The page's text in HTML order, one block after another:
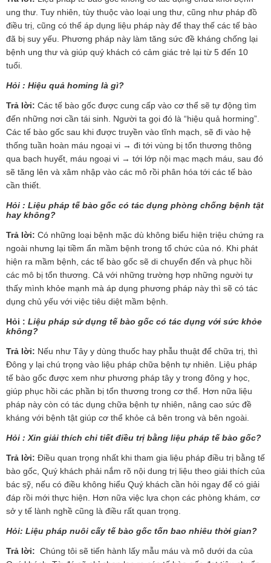
ung thư. Tuy nhiên, tùy thuộc vào loại ung thư, cũng như pháp đồ
điều trị, cũng có thể áp dụng liệu pháp này để thay thế các tế bào
đã bị suy yếu. Phương pháp này làm tăng sức đề kháng chống lại
bệnh ung thư và giúp quý khách có cảm giác trẻ lại từ 5 đến 10
tuổi.
Hỏi : Hiệu quả homing là gì?
Trả lời: Các tế bào gốc được cung cấp vào cơ thể sẽ tự động tìm
đến những nơi cần tái sinh. Người ta gọi đó là “hiệu quả horming”.
Các tế bào gốc sau khi được truyền vào tĩnh mạch, sẽ đi vào hệ
thống tuần hoàn máu ngoại vi → đi tới vùng bị tổn thương thông
qua bạch huyết, máu ngoại vi → tới lớp nội mạc mạch máu, sau đó
sẽ tăng lên và xâm nhập vào các mô rồi phân hóa tới các tế bào
cần thiết.
Hỏi : Liệu pháp tế bào gốc có tác dụng phòng chống bệnh tật
hay không?
Trả lời: Có những loại bệnh mặc dù không biểu hiện triệu chứng ra
ngoài nhưng lại tiềm ẩn mầm bệnh trong tổ chức của nó. Khi phát
hiện ra mầm bệnh, các tế bào gốc sẽ di chuyển đến và phục hồi
các mô bị tổn thương. Cả với những trường hợp những người tự
thấy mình khỏe mạnh mà áp dụng phương pháp này thì sẽ có tác
dụng chủ yếu với việc tiêu diệt mầm bệnh.
Hỏi : Liệu pháp sử dụng tế bào gốc có tác dụng với sức khỏe
không?
Trả lời: Nếu như Tây y dùng thuốc hay phẫu thuật để chữa trị, thì
Đông y lại chú trọng vào liệu pháp chữa bệnh tự nhiên. Liệu pháp
tế bào gốc được xem như phương pháp tây y trong đông y học,
giúp phục hồi các phần bị tổn thương trong cơ thể. Hơn nữa liệu
pháp này còn có tác dụng chữa bệnh tự nhiên, nâng cao sức đề
kháng với bệnh tật giúp cơ thể khỏe cả bên trong và bên ngoài.
Hỏi : Xin giải thích chi tiết điều trị bằng liệu pháp tế bào gốc?
Trả lời: Điều quan trọng nhất khi tham gia liệu pháp điều trị bằng tế
bào gốc, Quý khách phải nắm rõ nội dung trị liệu theo giải thích của
bác sỹ, nếu có điều không hiểu Quý khách cần hỏi ngay để có giải
đáp rồi mới thực hiện. Hơn nữa việc lựa chọn các phòng khám, cơ
sở y tế lành nghề cũng là điều rất quan trọng.
Hỏi: Liệu pháp nuôi cấy tế bào gốc tốn bao nhiêu thời gian?
Trả lời: Chúng tôi sẽ tiến hành lấy mẫu máu và mô dưới da của